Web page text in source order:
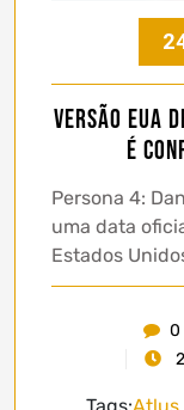
Versão EUA
é
Persona 4:
uma data
Estados
0